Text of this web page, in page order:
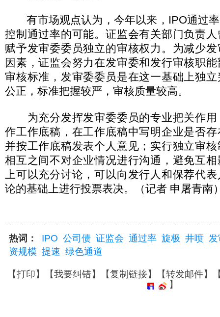
有市场观点认为，今年以来，IPO通过率
控制通过率的可能。证监会有关部门负责
赋予发审委委员独立的审核权力。为减少
因素，证监会努力在发审委和发行审核职
审核标准，发审委委员是在这一基础上独
公正，标准把握较严，审核质量较高。
为充分发挥发审委委员的专业把关作用
作工作底稿，在工作底稿中写明企业是否
并按工作底稿发表个人意见；实行独立审
相互之间不对企业情况进行沟通，避免互
上可以充分讨论，可以向发行人和保荐代
论的基础上进行投票表决。（记者 申屠青南
热词： IPO 公司债 证监会 通过率 旋极 井喷
资规模 提速 绿色通道
【打印】【我要纠错】【复制链接】【转发邮件】
】